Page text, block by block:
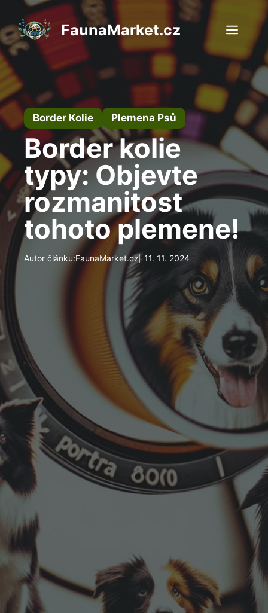
Přeskočit
na
obsah
FaunaMarket.cz
Border Kolie Plemena Psů
Border kolie
typy: Objevte
rozmanitost
tohoto plemene!
Autor článku:FaunaMarket.cz 11. 11. 2024